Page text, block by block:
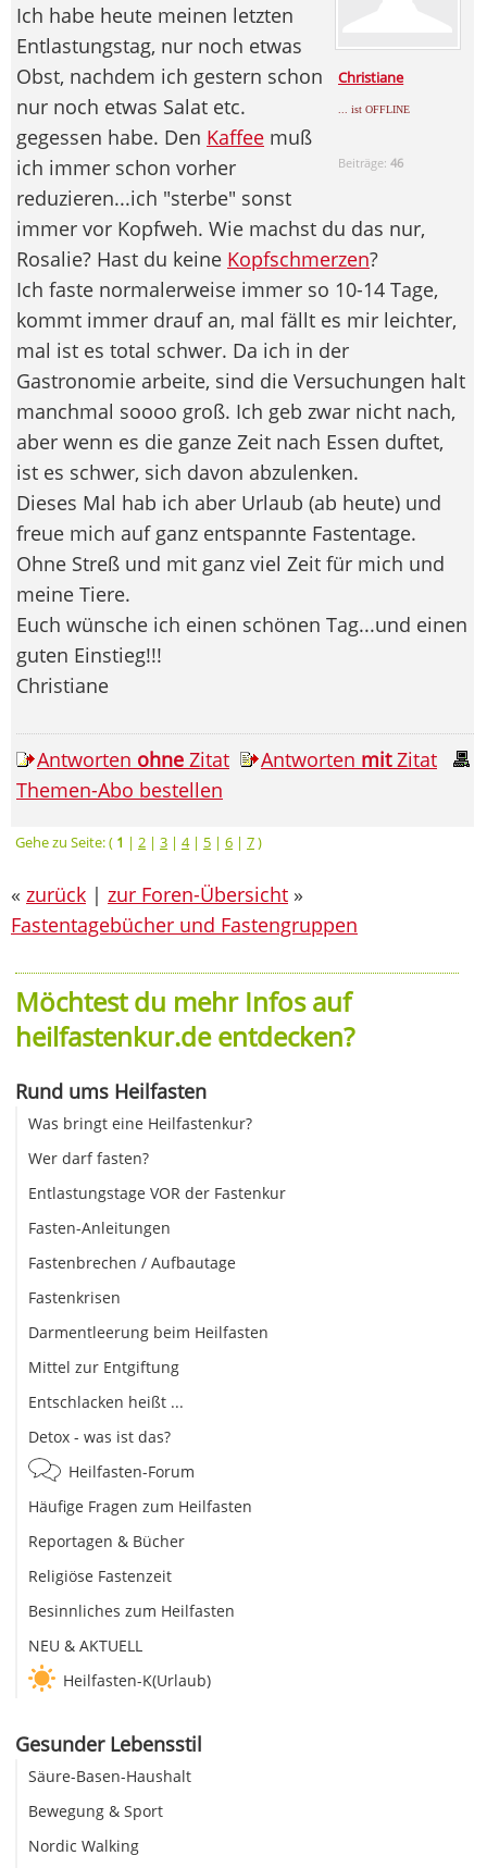
Christiane
... ist OFFLINE
Beiträge:46
Ich habe heute meinen letzten
Entlastungstag, nur noch etwas
Obst, nachdem ich gestern schon
nur noch etwas Salat etc.
gegessen habe. Den Kaffee muß
ich immer schon vorher
reduzieren...ich "sterbe" sonst
immer vor Kopfweh. Wie machst du das nur,
Rosalie? Hast du keine Kopfschmerzen?
Ich faste normalerweise immer so 10-14 Tage,
kommt immer drauf an, mal fällt es mir leichter,
mal ist es total schwer. Da ich in der
Gastronomie arbeite, sind die Versuchungen halt
manchmal soooo groß. Ich geb zwar nicht nach,
aber wenn es die ganze Zeit nach Essen duftet,
ist es schwer, sich davon abzulenken.
Dieses Mal hab ich aber Urlaub (ab heute) und
freue mich auf ganz entspannte Fastentage.
Ohne Streß und mit ganz viel Zeit für mich und
meine Tiere.
Euch wünsche ich einen schönen Tag...und einen
guten Einstieg!!!
Christiane
Antworten ohne Zitat Antworten mitZitat
Themen-Abo bestellen
Gehe zu Seite: ( 1 | 2 | 3 | 4| 5 | 6 | 7)
« zurück | zur Foren-Übersicht »
Fastentagebücher und Fastengruppen
Möchtest du mehr Infos auf
heilfastenkur.de entdecken?
Rund ums Heilfasten
Was bringt eine Heilfastenkur?
Wer darf fasten?
Entlastungstage VOR der Fastenkur
Fasten-Anleitungen
Fastenbrechen / Aufbautage
Fastenkrisen
Darmentleerung beim Heilfasten
Mittel zur Entgiftung
Entschlacken heißt ...
Detox - was ist das?
Heilfasten-Forum
Häufige Fragen zum Heilfasten
Reportagen & Bücher
Religiöse Fastenzeit
Besinnliches zum Heilfasten
NEU & AKTUELL
Heilfasten-K(Urlaub)
Gesunder Lebensstil
Säure-Basen-Haushalt
Bewegung & Sport
Nordic Walking